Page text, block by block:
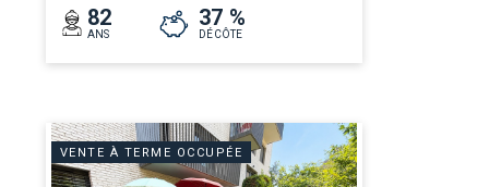
82
ANS
37 %
DÉCÔTE
VENTE À TERME OCCUPÉE